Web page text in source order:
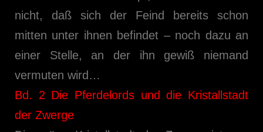
nicht, daß sich der Feind bereits schon
mitten unter ihnen befindet – noch dazu an
einer Stelle, an der ihn gewiß niemand
vermuten wird…
Bd. 2 Die Pferdelords und die Kristallstadt
der Zwerge